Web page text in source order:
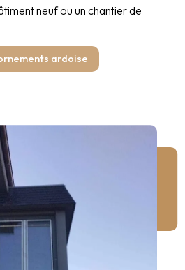
neuf ou un chantier de
ardoise